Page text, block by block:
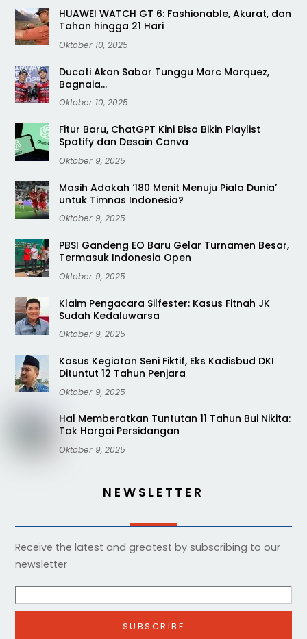
HUAWEI WATCH GT 6: Fashionable, Akurat, dan
Tahan hingga 21 Hari
Oktober 10, 2025
Ducati Akan Sabar Tunggu Marc Marquez,
Bagnaia…
Oktober 10, 2025
Fitur Baru, ChatGPT Kini Bisa Bikin Playlist
Spotify dan Desain Canva
Oktober 9, 2025
Masih Adakah ‘180 Menit Menuju Piala Dunia’
untuk Timnas Indonesia?
Oktober 9, 2025
PBSI Gandeng EO Baru Gelar Turnamen Besar,
Termasuk Indonesia Open
Oktober 9, 2025
Klaim Pengacara Silfester: Kasus Fitnah JK
Sudah Kedaluwarsa
Oktober 9, 2025
Kasus Kegiatan Seni Fiktif, Eks Kadisbud DKI
Dituntut 12 Tahun Penjara
Oktober 9, 2025
Hal Memberatkan Tuntutan 11 Tahun Bui Nikita:
Tak Hargai Persidangan
Oktober 9, 2025
NEWSLETTER
Receive the latest and greatest by subscribing to our
newsletter